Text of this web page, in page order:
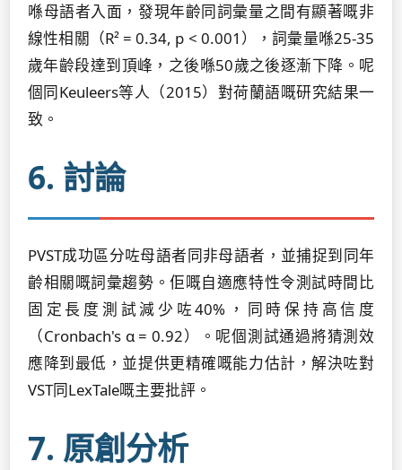
喺母語者入面，發現年齡同詞彙量之間有顯著嘅非
線性相關（R² = 0.34, p < 0.001），詞彙量喺25-35
歲年齡段達到頂峰，之後喺50歲之後逐漸下降。呢
個同Keuleers等人（2015）對荷蘭語嘅研究結果一
致。
6. 討論
PVST成功區分咗母語者同非母語者，並捕捉到同年
齡相關嘅詞彙趨勢。佢嘅自適應特性令測試時間比
固定長度測試減少咗40%，同時保持高信度
（Cronbach's α = 0.92）。呢個測試通過將猜測效
應降到最低，並提供更精確嘅能力估計，解決咗對
VST同LexTale嘅主要批評。
7. 原創分析